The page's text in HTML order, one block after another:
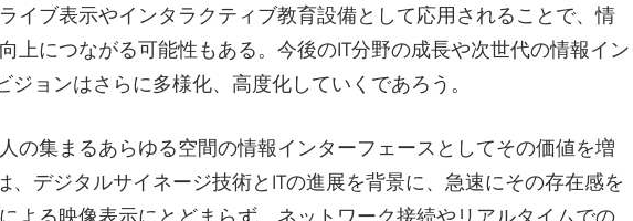
イブ表示やインタラクティブ教育設備として応用されることで、情
上につながる可能性もある。今後のIT分野の成長や次世代の情報イン
ジョンはさらに多様化、高度化していくであろう。
の集まるあらゆる空間の情報インターフェースとしてその価値を増
、デジタルサイネージ技術とITの進展を背景に、急速にその存在感を